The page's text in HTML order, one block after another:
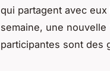
qui partagent avec
semaine, une
participantes sont des